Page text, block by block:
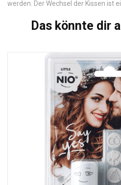
werden. Der Wechsel der Kissen ist
Das könnte dir